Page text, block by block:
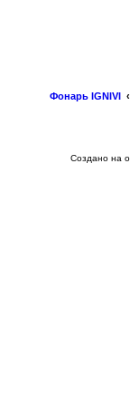
Фонарь IGNIVI
Создано на